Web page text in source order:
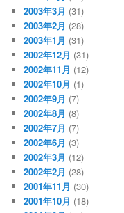
2003年3月 (31)
2003年2月 (28)
2003年1月 (31)
2002年12月 (31)
2002年11月 (12)
2002年10月 (1)
2002年9月 (7)
2002年8月 (8)
2002年7月 (7)
2002年6月 (3)
2002年3月 (12)
2002年2月 (28)
2001年11月 (30)
2001年10月 (18)